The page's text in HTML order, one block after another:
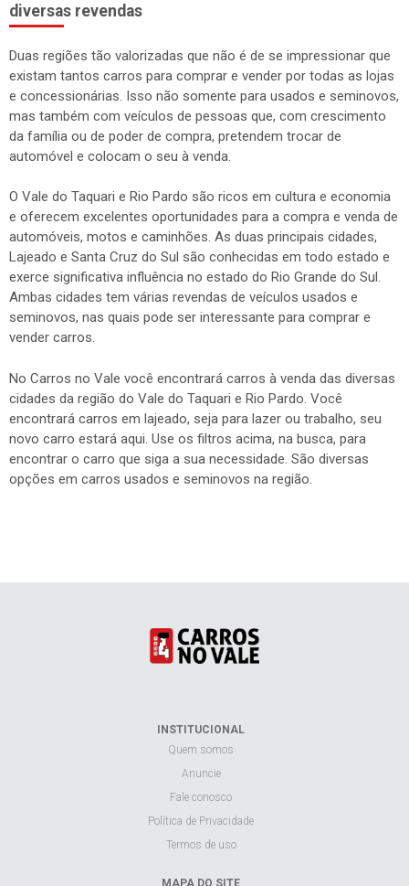
Opções de carros usados e seminovos à venda em
diversas revendas
Duas regiões tão valorizadas que não é de se impressionar que
existam tantos carros para comprar e vender por todas as lojas
e concessionárias. Isso não somente para usados e seminovos,
da família ou de poder de compra, pretendem trocar de
automóvel e colocam o seu à venda.
O Vale do Taquari e Rio Pardo são ricos em cultura e economia
e oferecem excelentes oportunidades para a compra e venda de
automóveis, motos e caminhões. As duas principais cidades,
Lajeado e Santa Cruz do Sul são conhecidas em todo estado e
exerce significativa influência no estado do Rio Grande do Sul.
seminovos, nas quais pode ser interessante para comprar e
vender carros.
No Carros no Vale você encontrará carros à venda das diversas
cidades da região do Vale do Taquari e Rio Pardo. Você
encontrará carros em lajeado, seja para lazer ou trabalho, seu
INSTITUCIONAL
Quem somos
Anuncie